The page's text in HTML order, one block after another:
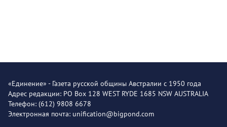
«Единение» - Газета русской общины Австралии с 1950 года
Адрес редакции: PO Box 128 WEST RYDE 1685 NSW AUSTRALIA
Телефон: (612) 9808 6678
Электронная почта: unification@bigpond.com